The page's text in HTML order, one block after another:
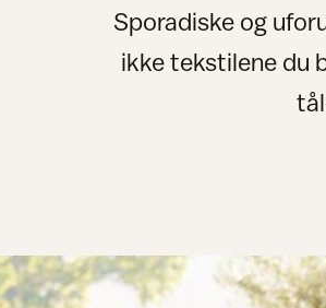
Sporadiske og
ikke tekstilene du